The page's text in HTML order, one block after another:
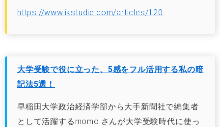
https://www.ikstudie.com/articles/120
大学受験で役に立った、5感をフル活用する私の暗
記法5選！
早稲田大学政治経済学部から大手新聞社で編集者
として活躍するmomo.さんが大学受験時代に使っ